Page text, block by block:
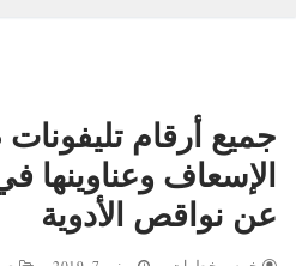
جميع أرقام
الإسعاف وعناوينها
عن نواقص الأدوية